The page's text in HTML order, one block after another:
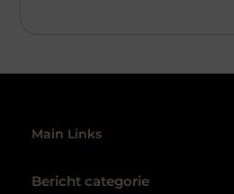
Main Links
Bericht categorie